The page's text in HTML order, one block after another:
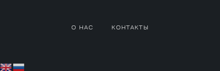
О НАС КОНТАКТЫ